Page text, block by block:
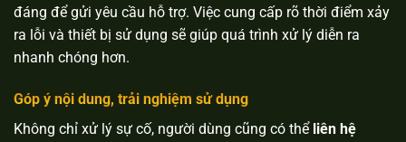
đáng để gửi yêu cầu hỗ trợ. Việc cung cấp rõ thời điểm xảy
ra lỗi và thiết bị sử dụng sẽ giúp quá trình xử lý diễn ra
nhanh chóng hơn.
Góp ý nội dung, trải nghiệm sử dụng
Không chỉ xử lý sự cố, người dùng cũng có thể liên hệ